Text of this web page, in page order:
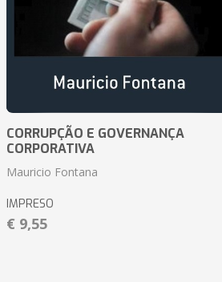
CORRUPÇÃO E GOVERNANÇA
CORPORATIVA
Mauricio Fontana
IMPRESO
€ 9,55